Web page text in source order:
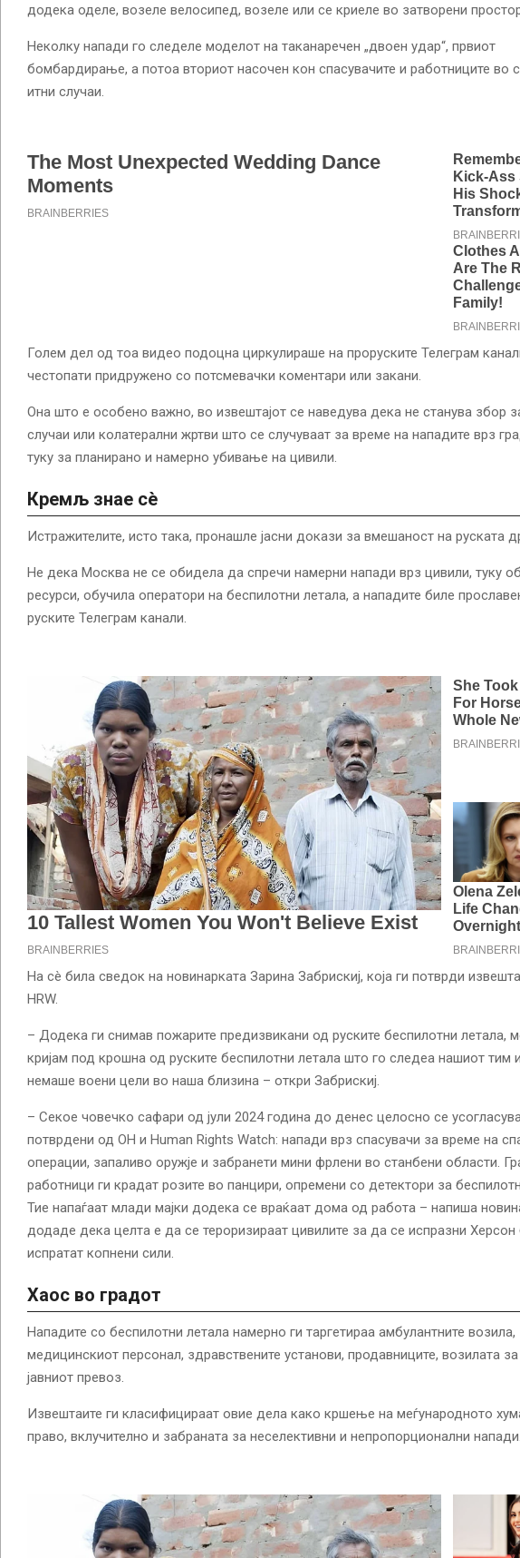
додека оделе, возеле велосипед, возеле или се криеле во затворени
Неколку напади го следеле моделот на таканаречен „двоен удар“, првиот
бомбардирање, а потоа вториот насочен кон спасувачите и работниците во
итни случаи.
Голем дел од тоа видео подоцна циркулираше на проруските Телеграм
честопати придружено со потсмевачки коментари или закани.
Она што е особено важно, во извештајот се наведува дека не станува збор
случаи или колатерални жртви што се случуваат за време на нападите врз
туку за планирано и намерно убивање на цивили.
Кремљ знае сè
Истражителите, исто така, пронашле јасни докази за вмешаност на руската
Не дека Москва не се обидела да спречи намерни напади врз цивили, туку
ресурси, обучила оператори на беспилотни летала, а нападите биле
руските Телеграм канали.
На сè била сведок на новинарката Зарина Забрискиј, која ги потврди
HRW.
– Додека ги снимав пожарите предизвикани од руските беспилотни летала,
кријам под крошна од руските беспилотни летала што го следеа нашиот тим
немаше воени цели во наша близина – откри Забрискиј.
– Секое човечко сафари од јули 2024 година до денес целосно се
потврдени од ОН и Human Rights Watch: напади врз спасувачи за време на
операции, запаливо оружје и забранети мини фрлени во станбени области.
работници ги крадат розите во панцири, опремени со детектори за
Тие напаѓаат млади мајки додека се враќаат дома од работа – напиша
додаде дека целта е да се тероризираат цивилите за да се испразни Херсон
испратат копнени сили.
Хаос во градот
Нападите со беспилотни летала намерно ги таргетираа амбулантните возила,
медицинскиот персонал, здравствените установи, продавниците, возилата
јавниот превоз.
Извештаите ги класифицираат овие дела како кршење на меѓународното
право, вклучително и забраната за неселективни и непропорционални напади.